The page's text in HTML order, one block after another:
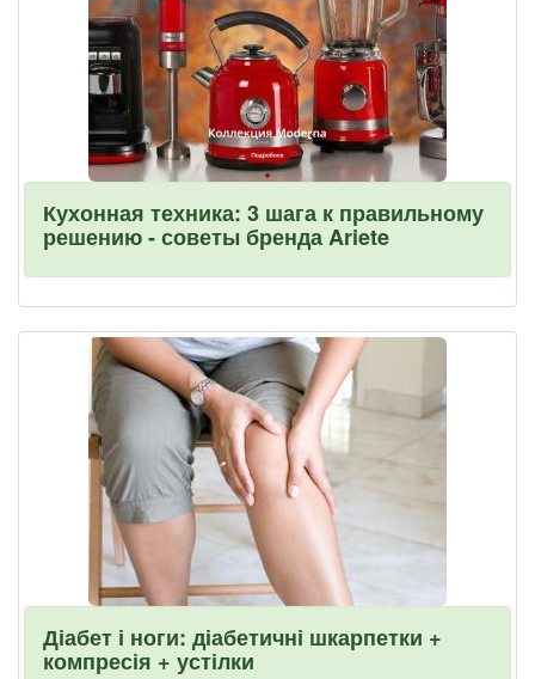
Кухонная техника: 3 шага к правильному
решению - советы бренда Ariete
Діабет і ноги: діабетичні шкарпетки +
компресія + устілки